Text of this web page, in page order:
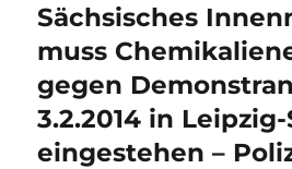
Nächster
Beitrag:
Sächsisches
muss
gegen
3.2.2014 in
eingestehen –